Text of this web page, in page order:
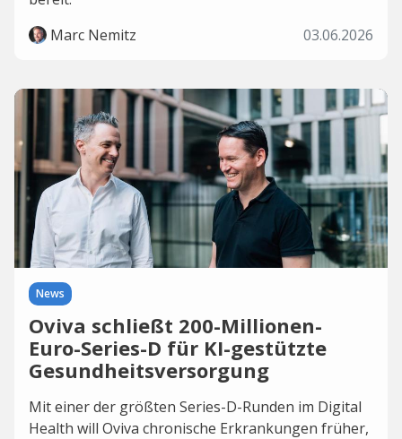
Marc Nemitz
03.06.2026
News
Oviva schließt 200-Millionen-
Euro-Series-D für KI-gestützte
Gesundheitsversorgung
Mit einer der größten Series-D-Runden im Digital
Health will Oviva chronische Erkrankungen früher,